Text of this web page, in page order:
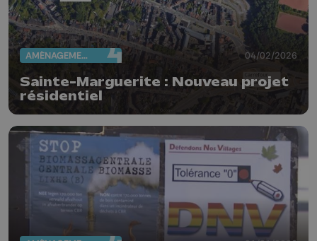
AMÉNAGEMENT DU TERRITOIRE 04/02/2026
Sainte-Marguerite : Nouveau projet
résidentiel